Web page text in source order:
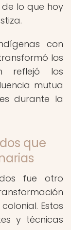
lo que hoy
con
los
reflejó los
mutua
durante la
que
fue otro
Estos
y técnicas